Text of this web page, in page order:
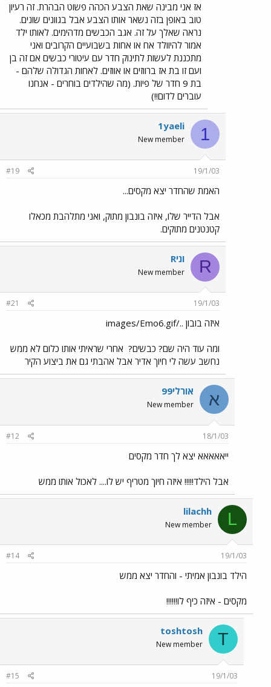
אז אני מבינה שאת הצבע הכהה פשוט הבהרת. זה רעיון
טוב באופן בזה נשאר אותו הצבע אבל בגוונים שונים.
נראה שאלך על זה. אגב הכבשים מדהימים. לאותו ילד
אמור להיוולד אח או אחות בשבועיים הקרובים ואני
מתכננת לעשות לתינוק חדר עם עיטורי כבשים אם זה בן
ועם זו בת אז ברווזים או אווזים. לאחות הגדולה שלהם -
בת 9 חדר של פיות. (מה שהילדים בוחרים - אנחנו
עוברים לדום!!)
1
1yaeli
New member
19/1/03
#19
האמת שהחדר יצא מקסים...
אבל הדייר שלו, איזה בונבון מתוק, ואני מתלהבת מכאלו
קטנטנים מתוקים.
R Rוני
New member
19/1/03
#21
איזה בובון ../images/Emo6.gif
ומה עוד היה שם? כבשים? אחרי שראיתי אותו כלום לא ממש
נחשב עשה לי חיוך אדיר אבל אהבתי גם את ביצוע הקיר
א אורלי99
New member
18/1/03
#12
ייאאאאא יצא לך חדר מקסים
אבל הילד!!!!! איזה חיוך מטריף יש לו.... לאכול אותו ממש
L
lilachh
New member
19/1/03
#14
הילד בונבון אמיתי - והחדר יצא ממש
מקסים - איזה כיף לו!!!!!!
T
toshtosh
New member
19/1/03
#15